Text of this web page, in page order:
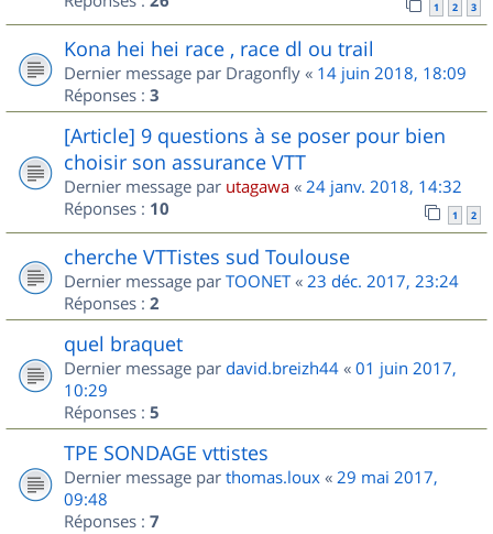
1 2 3
Kona hei hei race , race dl ou trail
Dernier message par Dragonfly « 14 juin 2018, 18:09
Réponses : 3
[Article] 9 questions à se poser pour bien
choisir son assurance VTT
Dernier message par utagawa « 24 janv. 2018, 14:32
Réponses : 10 1 2
cherche VTTistes sud Toulouse
Dernier message par TOONET« 23 déc. 2017, 23:24
Réponses : 2
quel braquet
Dernier message par david.breizh44 « 01 juin 2017,
10:29
Réponses : 5
TPE SONDAGE vttistes
Dernier message par thomas.loux « 29 mai 2017,
09:48
Réponses : 7